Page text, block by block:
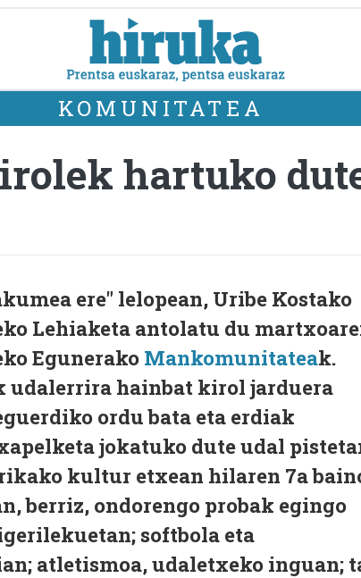
KOMUNITATEA
hartuko
ere" lelopean, Uribe Kostako
Lehiaketa antolatu du
Egunerako Mankomunitateak.
udalerrira hainbat kirol jarduera
ordu bata eta erdiak
jokatuko dute udal
kultur etxean hilaren 7a
berriz, ondorengo probak egingo
softbola eta
atletismoa, udaletxeko inguan;